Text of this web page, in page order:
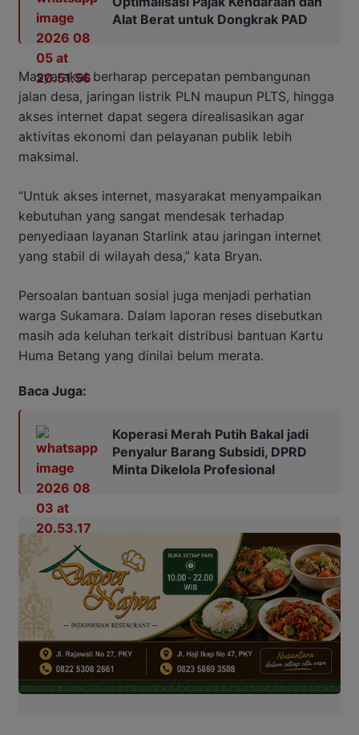
Alat Berat untuk Dongkrak PAD
Masyarakat berharap percepatan pembangunan
jalan desa, jaringan listrik PLN maupun PLTS, hingga
akses internet dapat segera direalisasikan agar
aktivitas ekonomi dan pelayanan publik lebih
maksimal.
“Untuk akses internet, masyarakat menyampaikan
kebutuhan yang sangat mendesak terhadap
penyediaan layanan Starlink atau jaringan internet
yang stabil di wilayah desa,” kata Bryan.
Persoalan bantuan sosial juga menjadi perhatian
warga Sukamara. Dalam laporan reses disebutkan
masih ada keluhan terkait distribusi bantuan Kartu
Huma Betang yang dinilai belum merata.
Baca Juga:
Koperasi Merah Putih Bakal jadi
Penyalur Barang Subsidi, DPRD
Minta Dikelola Profesional